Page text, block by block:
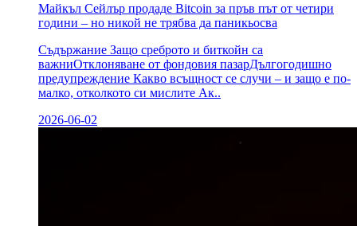
Майкъл Сейлър продаде Bitcoin за пръв път от четири
години – но никой не трябва да паникьосва
Съдържание Защо среброто и биткойн са
важниОтклоняване от фондовия пазарДългогодишно
предупреждение Какво всъщност се случи – и защо е по-
малко, отколкото си мислите Ак..
2026-06-02